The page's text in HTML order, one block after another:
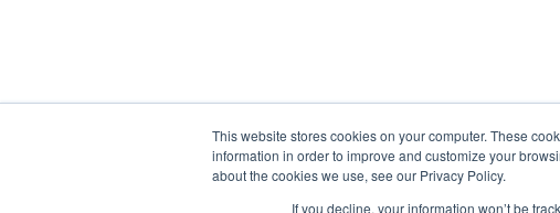
This website stores cookies on your computer. These
information in order to improve and customize your
about the cookies we use, see our Privacy Policy.
If you decline, your information won’t be